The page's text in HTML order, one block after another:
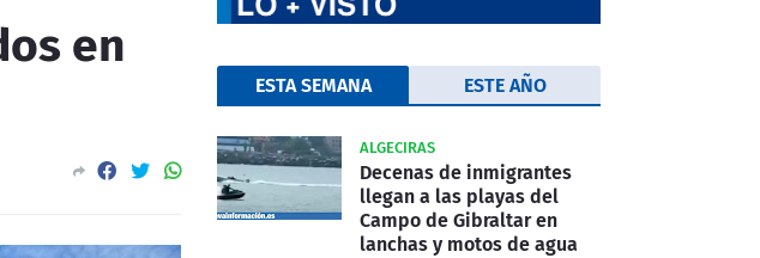
en
ESTA SEMANA ESTE AÑO
ALGECIRAS
Decenas de inmigrantes
llegan a las playas del
Campo de Gibraltar en
lanchas y motos de agua